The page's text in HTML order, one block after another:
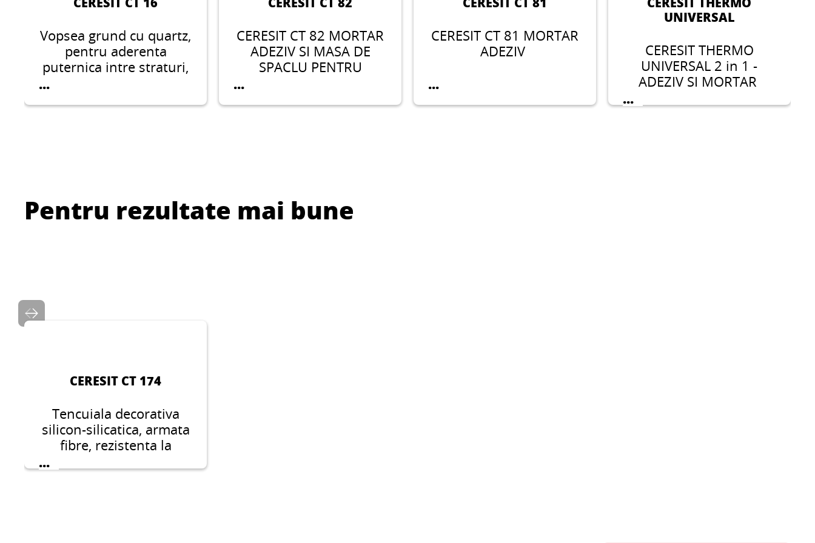
Vopsea grund cu quartz,
pentru aderenta
puternica intre straturi,
...
CERESIT CT 82 MORTAR
ADEZIV SI MASA DE
SPACLU PENTRU
...
CERESIT CT 81 MORTAR
ADEZIV
...
UNIVERSAL
CERESIT THERMO
UNIVERSAL 2 in 1 -
ADEZIV SI MORTAR
...
Pentru rezultate mai bune
CERESIT CT 174
Tencuiala decorativa
silicon-silicatica, armata
fibre, rezistenta la
microfisuri, murdarie,
socuri mecanice si
...